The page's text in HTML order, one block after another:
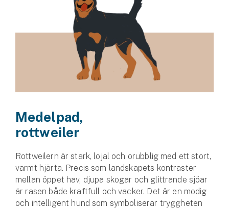
Medelpad,
rottweiler
Rottweilern är stark, lojal och orubblig med ett stort,
varmt hjärta. Precis som landskapets kontraster
mellan öppet hav, djupa skogar och glittrande sjöar
är rasen både kraftfull och vacker. Det är en modig
och intell­igent hund som symboliserar tryggheten